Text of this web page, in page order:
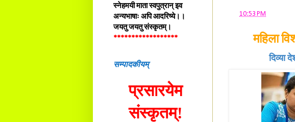
10:53 PM
महिला
दिव्या
स्नेहमयी माता स्वपुत्रान् इव
अन्यभाषाः अपि आदरिष्ये।।
जयतु जयतु संस्कृतम्।
******************
सम्पादकीयम्
प्रसारयेम
संस्कृतम्!